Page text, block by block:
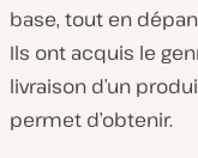
base, tout en
Ils ont acquis le
livraison d’un
permet d’obtenir.